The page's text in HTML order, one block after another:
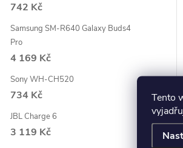
Tento
742 Kč
Samsung SM-R640 Galaxy Buds4
Pro
4 169 Kč
Sony WH-CH520
734 Kč
JBL Charge 6
3 119 Kč